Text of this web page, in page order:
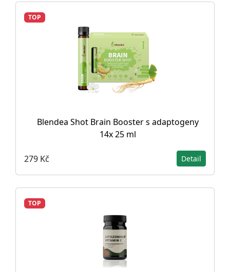
TOP
Blendea Shot Brain Booster s adaptogeny
14x 25 ml
279 Kč Detail
TOP